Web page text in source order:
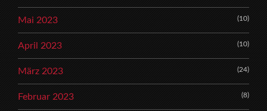
Mai 2023 (10)
April 2023 (10)
März 2023 (24)
Februar 2023 (8)